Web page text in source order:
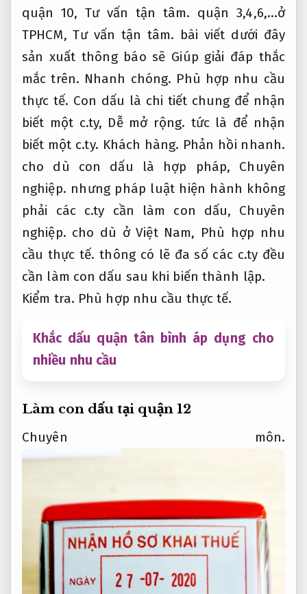
quận 10,Tư vấn tận tâm. quận 3,4,6,…ở
TPHCM,Tư vấn tận tâm. bài viết dưới đây
sản xuất thông báo sẽ Giúp giải đáp thắc
mắc trên. Nhanh chóng. Phù hợp nhu cầu
thực tế. Con dấu là chi tiết chung để nhận
biết một c.ty, Dễ mở rộng. tức là để nhận
biết một c.ty. Khách hàng. Phản hồi nhanh.
cho dù con dấu là hợp pháp, Chuyên
nghiệp. nhưng pháp luật hiện hành không
phải các c.ty cần làm con dấu, Chuyên
nghiệp. cho dù ở Việt Nam, Phù hợp nhu
cầu thực tế. thông có lẽ đa số các c.ty đều
cần làm con dấu sau khi biến thành lập.
Kiểm tra. Phù hợp nhu cầu thực tế.
Khắc dấu quận tân bình áp dụng cho
nhiều nhu cầu
Làm con dấu tại quận 12
Chuyên môn.